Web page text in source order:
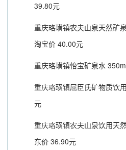
39.80元
重庆珞璜镇农夫山泉天然矿
淘宝价 40.00元
重庆珞璜镇怡宝矿泉水
重庆珞璜镇屈臣氏矿物质饮
元
重庆珞璜镇农夫山泉饮用天
东价 36.90元